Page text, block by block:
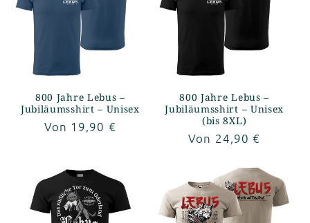
800 Jahre Lebus –
Jubiläumsshirt – Unisex
Normaler
Von 19,90 €
800 Jahre Lebus –
Jubiläumsshirt – Unisex
(bis 8XL)
Normaler
Von 24,90 €